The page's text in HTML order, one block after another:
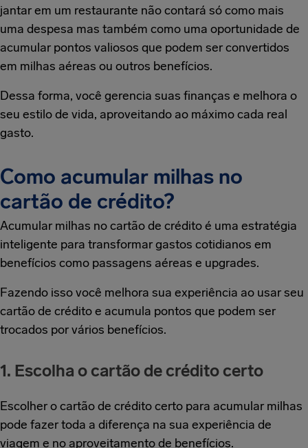
jantar em um restaurante não contará só como mais
uma despesa mas também como uma oportunidade de
acumular pontos valiosos que podem ser convertidos
em milhas aéreas ou outros benefícios.
Dessa forma, você gerencia suas finanças e melhora o
seu estilo de vida, aproveitando ao máximo cada real
gasto.
Como acumular milhas no
cartão de crédito?
Acumular milhas no cartão de crédito é uma estratégia
inteligente para transformar gastos cotidianos em
benefícios como passagens aéreas e upgrades.
Fazendo isso você melhora sua experiência ao usar seu
cartão de crédito e acumula pontos que podem ser
trocados por vários benefícios.
1. Escolha o cartão de crédito certo
Escolher o cartão de crédito certo para acumular milhas
pode fazer toda a diferença na sua experiência de
viagem e no aproveitamento de benefícios.